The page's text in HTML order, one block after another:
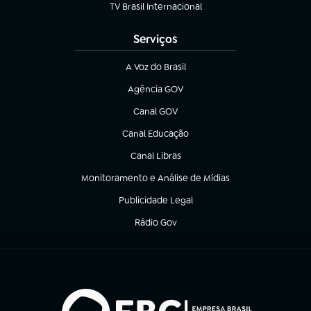
TV Brasil Internacional
(abre em nova aba)
Serviços
A Voz do Brasil
(abre em nova aba)
Agência GOV
(abre em nova aba)
Canal GOV
(abre em nova aba)
Canal Educação
(abre em nova aba)
Canal Libras
(abre em nova aba)
Monitoramento e Análise de Mídias
(abre em nova aba)
Publicidade Legal
(abre em nova aba)
Rádio Gov
(abre em nova aba)